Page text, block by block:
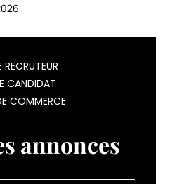
RECRUTEUR
CANDIDAT
COMMERCE
annonces